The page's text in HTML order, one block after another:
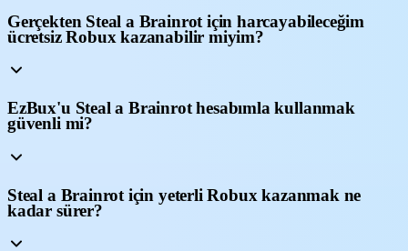
Gerçekten Steal a Brainrot için harcayabileceğim
ücretsiz Robux kazanabilir miyim?
EzBux'u Steal a Brainrot hesabımla kullanmak
güvenli mi?
Steal a Brainrot için yeterli Robux kazanmak ne
kadar sürer?